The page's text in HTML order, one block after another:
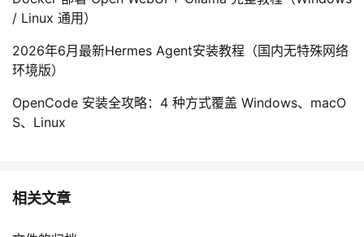
/ Linux 通用）
2026年6月最新Hermes Agent安装教程（国内无特殊网络
环境版）
OpenCode 安装全攻略：4 种方式覆盖 Windows、macO
S、Linux
相关文章